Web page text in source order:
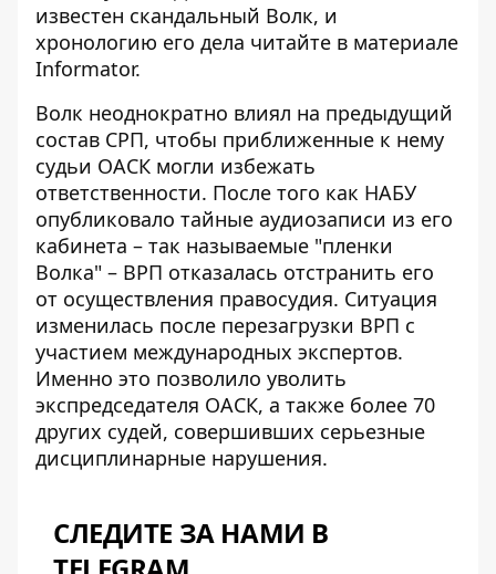
известен скандальный Волк, и
хронологию его дела читайте в материале
Informator.
Волк неоднократно влиял на предыдущий
состав СРП, чтобы приближенные к нему
судьи ОАСК могли избежать
ответственности. После того как НАБУ
опубликовало тайные аудиозаписи из его
кабинета – так называемые "пленки
Волка" – ВРП отказалась отстранить его
от осуществления правосудия. Ситуация
изменилась после перезагрузки ВРП с
участием международных экспертов.
Именно это позволило уволить
экспредседателя ОАСК, а также более 70
других судей, совершивших серьезные
дисциплинарные нарушения.
СЛЕДИТЕ ЗА НАМИ В